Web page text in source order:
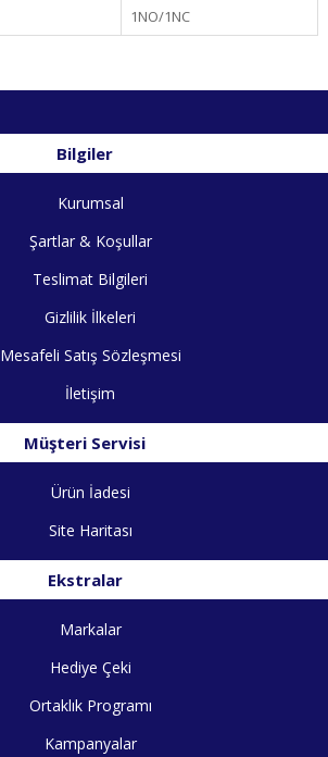
1NO/1NC
Bilgiler
Kurumsal
Şartlar & Koşullar
Teslimat Bilgileri
Gizlilik İlkeleri
Mesafeli Satış Sözleşmesi
İletişim
Müşteri Servisi
Ürün İadesi
Site Haritası
Ekstralar
Markalar
Hediye Çeki
Ortaklık Programı
Kampanyalar